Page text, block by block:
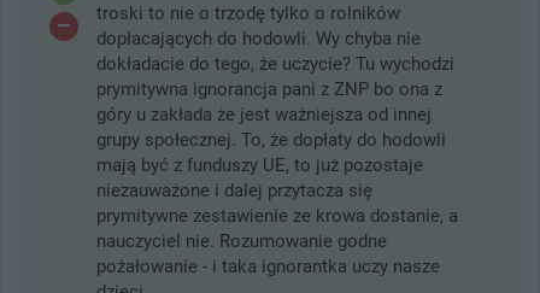
troski to nie o trzodę tylko o rolników
dopłacających do hodowli. Wy chyba nie
dokładacie do tego, że uczycie? Tu wychodzi
prymitywna ignorancja pani z ZNP bo ona z
góry u zakłada że jest ważniejsza od innej
grupy społecznej. To, że dopłaty do hodowli
mają być z funduszy UE, to już pozostaje
niezauważone i dalej przytacza się
prymitywne zestawienie ze krowa dostanie, a
nauczyciel nie. Rozumowanie godne
pożałowanie - i taka ignorantka uczy nasze